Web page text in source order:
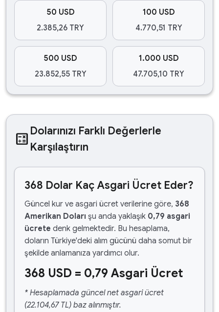
50 USD
2.385,26 TRY
100 USD
4.770,51 TRY
500 USD
23.852,55 TRY
1.000 USD
47.705,10 TRY
calculate Dolarınızı Farklı Değerlerle
Karşılaştırın
368 Dolar Kaç Asgari Ücret Eder?
Güncel kur ve asgari ücret verilerine göre, 368
Amerikan Doları şu anda yaklaşık 0,79 asgari
ücrete denk gelmektedir. Bu hesaplama,
doların Türkiye'deki alım gücünü daha somut bir
şekilde anlamanıza yardımcı olur.
368 USD = 0,79 Asgari Ücret
* Hesaplamada güncel net asgari ücret
(22.104,67 TL) baz alınmıştır.